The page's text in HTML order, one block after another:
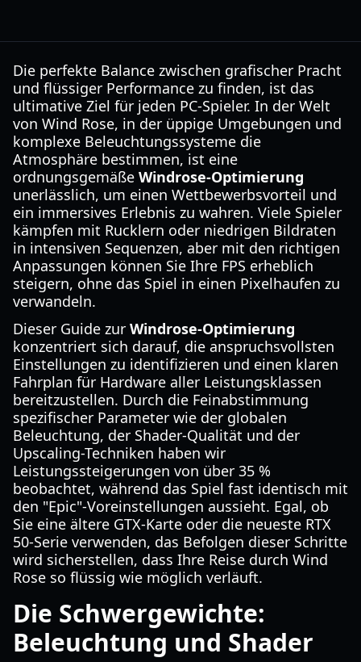
Die perfekte Balance zwischen grafischer Pracht
und flüssiger Performance zu finden, ist das
ultimative Ziel für jeden PC-Spieler. In der Welt
von Wind Rose, in der üppige Umgebungen und
komplexe Beleuchtungssysteme die
Atmosphäre bestimmen, ist eine
ordnungsgemäße Windrose-Optimierung
unerlässlich, um einen Wettbewerbsvorteil und
ein immersives Erlebnis zu wahren. Viele Spieler
kämpfen mit Rucklern oder niedrigen Bildraten
in intensiven Sequenzen, aber mit den richtigen
Anpassungen können Sie Ihre FPS erheblich
steigern, ohne das Spiel in einen Pixelhaufen zu
verwandeln.
Dieser Guide zur Windrose-Optimierung
konzentriert sich darauf, die anspruchsvollsten
Einstellungen zu identifizieren und einen klaren
Fahrplan für Hardware aller Leistungsklassen
bereitzustellen. Durch die Feinabstimmung
spezifischer Parameter wie der globalen
Beleuchtung, der Shader-Qualität und der
Upscaling-Techniken haben wir
Leistungssteigerungen von über 35 %
beobachtet, während das Spiel fast identisch mit
den "Epic"-Voreinstellungen aussieht. Egal, ob
Sie eine ältere GTX-Karte oder die neueste RTX
50-Serie verwenden, das Befolgen dieser Schritte
wird sicherstellen, dass Ihre Reise durch Wind
Rose so flüssig wie möglich verläuft.
Die Schwergewichte:
Beleuchtung und Shader